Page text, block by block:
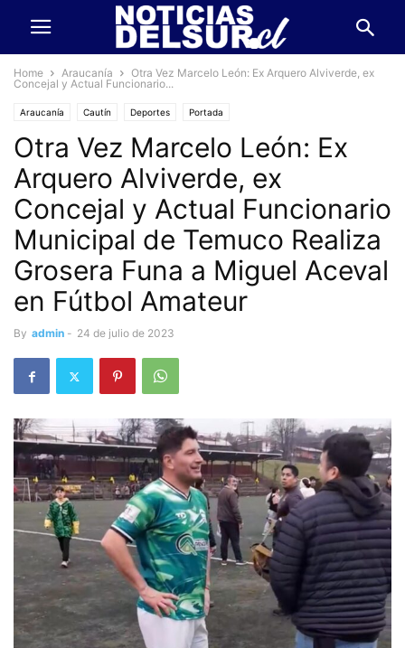
Home Araucanía
Otra Vez Marcelo León: Ex Arquero Alviverde, ex
Concejal y Actual Funcionario...
Araucanía Cautín Deportes Portada
Otra Vez Marcelo León: Ex
Arquero Alviverde, ex
Concejal y Actual Funcionario
Municipal de Temuco Realiza
Grosera Funa a Miguel Aceval
en Fútbol Amateur
By admin - 24 de julio de 2023